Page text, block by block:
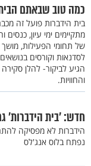
כמה טוב שבאתם
בית הידברות פועל זה
מתקיימים ימי עיון,
של תחומי הפעילות, מושך
לסדנאות וקורסים
הגיע לביקור- להלן
והחוויות.
חדש: 'בית הידברות'
הידברות לא מפסיקה
נפתח בלוס אנג'לס